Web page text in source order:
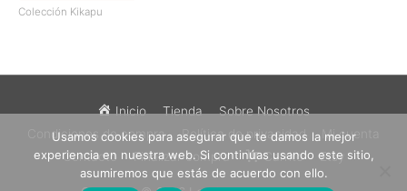
Colección Kikapu
Inicio Tienda
Sobre Nosotros
Condiciones de compra
Política de privacidad
Mi cuenta
Contacto
Finalizar compra Carrito Etsy
Usamos cookies para asegurar que te damos la mejor
experiencia en nuestra web. Si continúas usando este sitio,
asumiremos que estás de acuerdo con ello.